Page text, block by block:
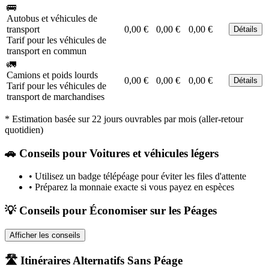
🚌
Autobus et véhicules de
transport
Tarif pour les véhicules de
transport en commun
0,00 € 0,00 € 0,00 € Détails
🚛
Camions et poids lourds
Tarif pour les véhicules de
transport de marchandises
0,00 € 0,00 € 0,00 € Détails
* Estimation basée sur 22 jours ouvrables par mois (aller-retour
quotidien)
🚗 Conseils pour Voitures et véhicules légers
• Utilisez un badge télépéage pour éviter les files d'attente
• Préparez la monnaie exacte si vous payez en espèces
💡 Conseils pour Économiser sur les Péages
Afficher les conseils
🛣️ Itinéraires Alternatifs Sans Péage